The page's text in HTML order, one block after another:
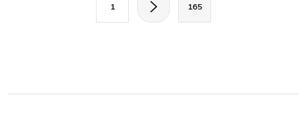
k
1 165